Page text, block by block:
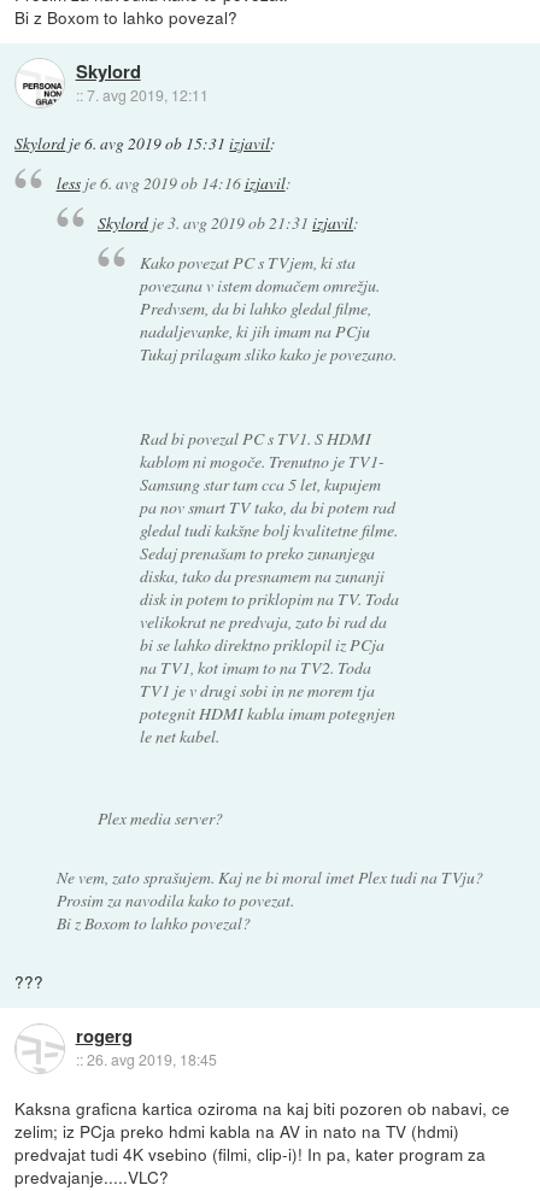
Bi z Boxom to lahko povezal?
Skylord
::7. avg 2019, 12:11
Skylord je6. avg 2019 ob 15:31 izjavil:
lessje6. avg 2019 ob 14:16izjavil:
Skylordje3. avg 2019 ob 21:31 izjavil:
Kako povezat PC s TVjem, ki sta
povezana v istem domačem omrežju.
Predvsem, da bi lahko gledal filme,
nadaljevanke, ki jih imam na PCju
Tukaj prilagam sliko kako je povezano.
Rad bi povezal PC s TV1. S HDMI
kablom ni mogoče. Trenutno je TV1-
Samsung star tam cca 5 let, kupujem
pa nov smart TV tako, da bi potem rad
gledal tudi kakšne bolj kvalitetne filme.
Sedaj prenašam to preko zunanjega
diska, tako da presnamem na zunanji
disk in potem to priklopim na TV. Toda
velikokrat ne predvaja, zato bi rad da
bi se lahko direktno priklopil iz PCja
na TV1, kot imam to na TV2. Toda
TV1 je v drugi sobi in ne morem tja
potegnit HDMI kabla imam potegnjen
le net kabel.
Plex media server?
Ne vem, zato sprašujem. Kaj ne bi moral imet Plex tudi na TVju?
Prosim za navodila kako to povezat.
Bi z Boxom to lahko povezal?
???
rogerg
::26. avg 2019, 18:45
Kaksna graficna kartica oziroma na kaj biti pozoren ob nabavi, ce
zelim; iz PCja preko hdmi kabla na AV in nato na TV (hdmi)
predvajat tudi 4K vsebino (filmi, clip-i)! In pa, kater program za
predvajanje.....VLC?